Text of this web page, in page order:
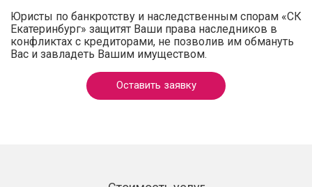
Юристы по банкротству и наследственным спорам «СК
Екатеринбург» защитят Ваши права наследников в
конфликтах с кредиторами, не позволив им обмануть
Вас и завладеть Вашим имуществом.
Оставить заявку